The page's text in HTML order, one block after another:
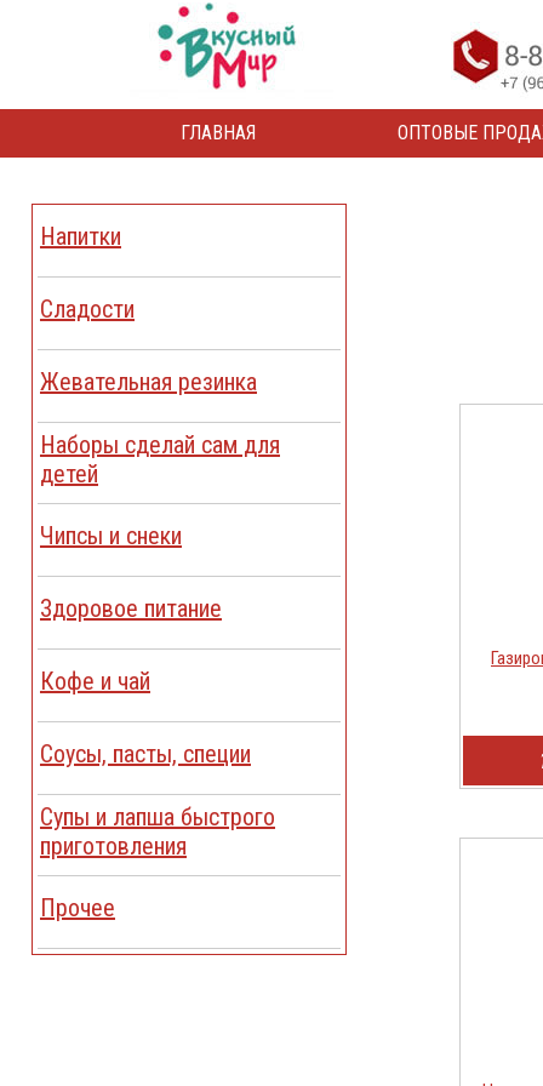
ГЛАВНАЯ ОПТОВЫЕ
Напитки
Сладости
Жевательная резинка
Наборы сделай сам для
детей
Чипсы и снеки
Здоровое питание
Кофе и чай
Соусы, пасты, специи
Cупы и лапша быстрого
приготовления
Прочее